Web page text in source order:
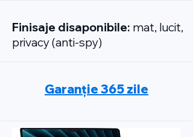
Finisaje disaponibile: mat, lucit,
privacy (anti-spy)
Garanție 365 zile